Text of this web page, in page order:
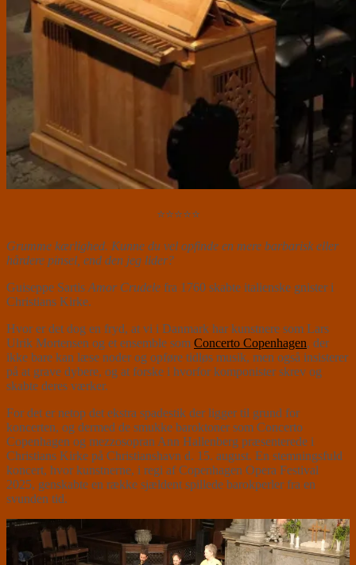
⭐⭐⭐⭐⭐
Grumme kærlighed. Kunne du vel opfinde en mere barbarisk eller
hårdere pinsel, end den jeg lider?
Guiseppe SartisAmor Crudele fra 1760 skabte italienske gnister i
Christians Kirke.
Hvor er det dog en fryd, at vi i Danmark har kunstnere som Lars
Ulrik Mortensen og et ensemble som Concerto Copenhagen, der
ikke bare kan læse noder og opføre tidløs musik, men også insisterer
på at grave dybere, og at forske i hvorfor komponister skrev og
skabte deres værker.
For det er netop det ekstra spadestik der ligger til grund for
koncerten, og dermed de smukke baroktoner som Concerto
Copenhagen og mezzosopran Ann Hallenberg præsenterede i
Christians Kirke på Christianshavn d. 15. august. En stemningsfuld
koncert, hvor kunstnerne, i regi af Copenhagen Opera Festival
2025, genskabte en række sjældent spillede barokperler fra en
svunden tid.